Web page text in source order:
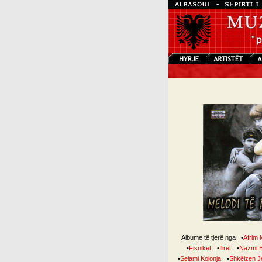
Albume të tjerë nga •Afrim
•Fisnikët •Ilirët •Nazmi
•Selami Kolonja •Shkëlzen